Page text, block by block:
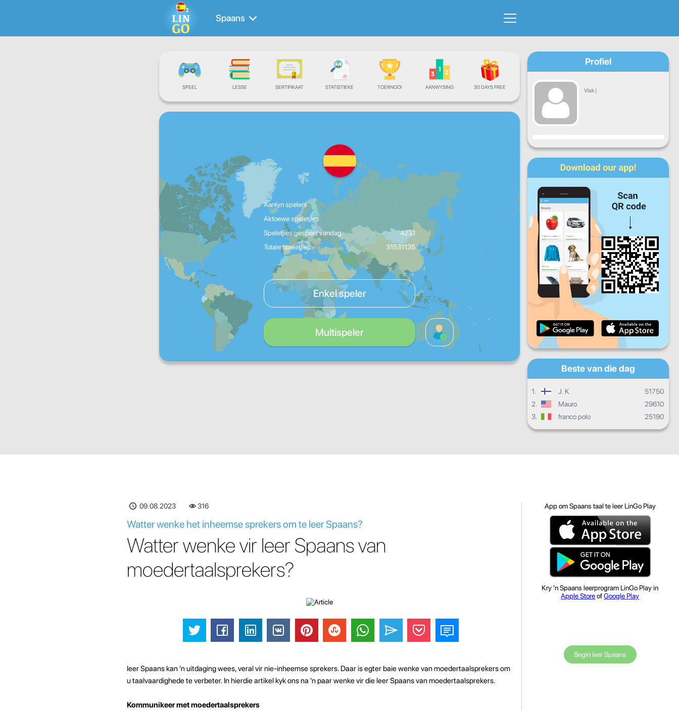
Spaans
SPEEL LESSE SERTIFIKAAT STATISTIEKE TOERNOOI AANWYSING 30 DAYS FREE
Aanlyn spelers
Aktoewe speletjies
Speletjies gespeel vandag
4231
Totale speletjies
31531135
Enkel speler
Multispeler
Profiel
Vlak |
Vordering
Maan Woens Don
Sat Son
Daaglikse vordering
Maandelikse vordering
Algehele vordering
Beste van die dag
1. J. K
51750
2.
Mauro
29610
3.
franco polo 25190
09.08.2023 316
Watter wenke het inheemse sprekers om te leer Spaans?
Watter wenke vir leer Spaans van
moedertaalsprekers?
leer Spaans kan 'n uitdaging wees, veral vir nie-inheemse sprekers. Daar is egter baie wenke van moedertaalsprekers om
u taalvaardighede te verbeter. In hierdie artikel kyk ons ​​na 'n paar wenke vir die leer Spaans van moedertaalsprekers.
Kommunikeer met moedertaalsprekers
App om Spaans taal te leer LinGo Play
Kry 'n Spaans leerprogram LinGo Play in
Apple StoreofGoogle Play
Begin leer Spaans